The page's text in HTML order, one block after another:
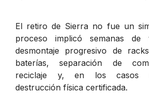
El retiro de Sierra no fue un
proceso implicó semanas de
desmontaje progresivo de
baterías, separación de
reciclaje y, en los casos
destrucción física certificada.